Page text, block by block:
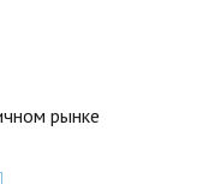
рынке